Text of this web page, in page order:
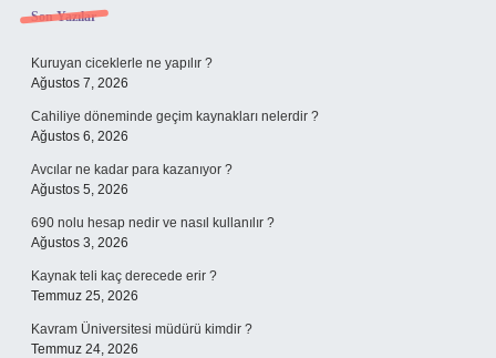
Sidebar
Son Yazılar
Kuruyan ciceklerle ne yapılır ?
Ağustos 7, 2026
Cahiliye döneminde geçim kaynakları nelerdir ?
Ağustos 6, 2026
Avcılar ne kadar para kazanıyor ?
Ağustos 5, 2026
690 nolu hesap nedir ve nasıl kullanılır ?
Ağustos 3, 2026
Kaynak teli kaç derecede erir ?
Temmuz 25, 2026
Kavram Üniversitesi müdürü kimdir ?
Temmuz 24, 2026